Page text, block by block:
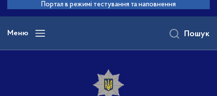
основного
вмісту
Портал в режимі тестування та наповнення
Меню Пошук